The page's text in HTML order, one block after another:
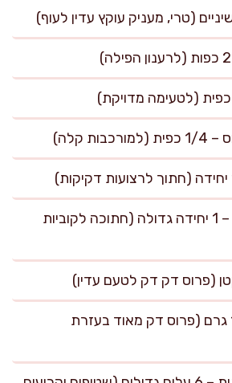
קלה)
עגבנייה מוצקה – 1 יחידה גדולה (חתוכה לקוביות
כרוב לבן – 100 גרם (פרוס דק מאוד בעזרת